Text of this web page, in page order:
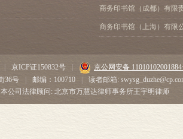
商务印书馆（成都）有限
商务印书馆（上海）有限
京ICP证150832号
京公网安备
36号
邮编：100710
读者邮箱:
本公司法律顾问: 北京市万慧达律师事务所王宇明律师